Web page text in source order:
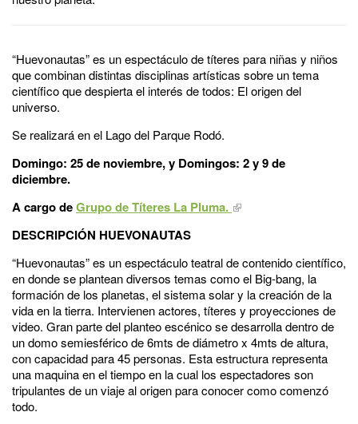
“Huevonautas” es un espectáculo de títeres para niñas y niños
que combinan distintas disciplinas artísticas sobre un tema
científico que despierta el interés de todos: El origen del
universo.
Se realizará en el Lago del Parque Rodó.
Domingo: 25 de noviembre, y Domingos: 2 y 9 de
diciembre.
A cargo deGrupo de Títeres La Pluma.
DESCRIPCIÓN HUEVONAUTAS
“Huevonautas” es un espectáculo teatral de contenido científico,
en donde se plantean diversos temas como el Big-bang, la
formación de los planetas, el sistema solar y la creación de la
vida en la tierra. Intervienen actores, títeres y proyecciones de
video. Gran parte del planteo escénico se desarrolla dentro de
un domo semiesférico de 6mts de diámetro x 4mts de altura,
con capacidad para 45 personas. Esta estructura representa
una maquina en el tiempo en la cual los espectadores son
tripulantes de un viaje al origen para conocer como comenzó
todo.